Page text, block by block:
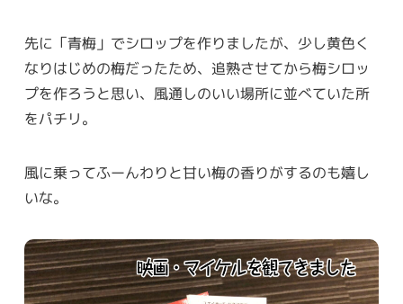
先に「青梅」でシロップを作りましたが、少し黄色く
なりはじめの梅だったため、追熟させてから梅シロッ
プを作ろうと思い、風通しのいい場所に並べていた所
をパチリ。
風に乗ってふーんわりと甘い梅の香りがするのも嬉し
いな。